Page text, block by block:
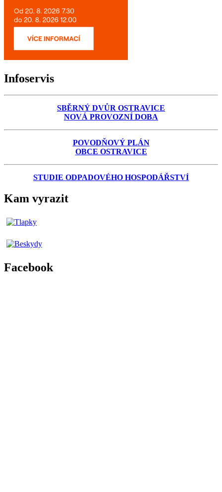
Infoservis
SBĚRNÝ DVŮR OSTRAVICE
NOVÁ PROVOZNÍ DOBA
POVODŇOVÝ PLÁN
OBCE OSTRAVICE
STUDIE ODPADOVÉHO HOSPODÁŘSTVÍ
Kam vyrazit
Facebook